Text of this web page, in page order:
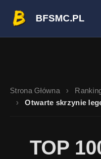
BFSMC.PL
Strona Główna
Otwarte skrzynie
TOP